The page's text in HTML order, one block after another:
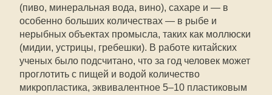
(пиво, минеральная вода, вино), сахаре и — в
особенно больших количествах — в рыбе и
нерыбных объектах промысла, таких как моллюски
(мидии, устрицы, гребешки). В работе китайских
ученых было подсчитано, что за год человек может
проглотить с пищей и водой количество
микропластика, эквивалентное 5–10 пластиковым